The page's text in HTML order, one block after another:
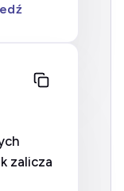
zalicza